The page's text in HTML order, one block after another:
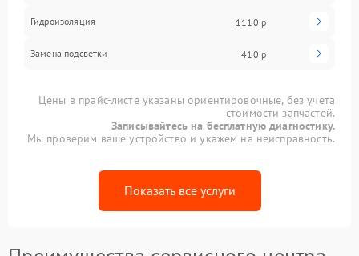
Гидроизоляция 1110 р
Замена подсветки 410 р
Цены в прайс-листе указаны ориентировочные, без учета
стоимости запчастей.
Записывайтесь на бесплатную диагностику.
Мы проверим ваше устройство и укажем на неисправность.
Показать все услуги